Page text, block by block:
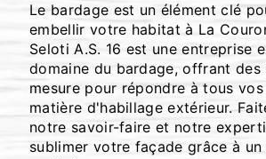
Le bardage est un élément clé
embellir votre habitat à La
Seloti A.S. 16 est une entreprise
domaine du bardage, offrant des
mesure pour répondre à tous
matière d'habillage extérieur.
notre savoir-faire et notre
sublimer votre façade grâce à